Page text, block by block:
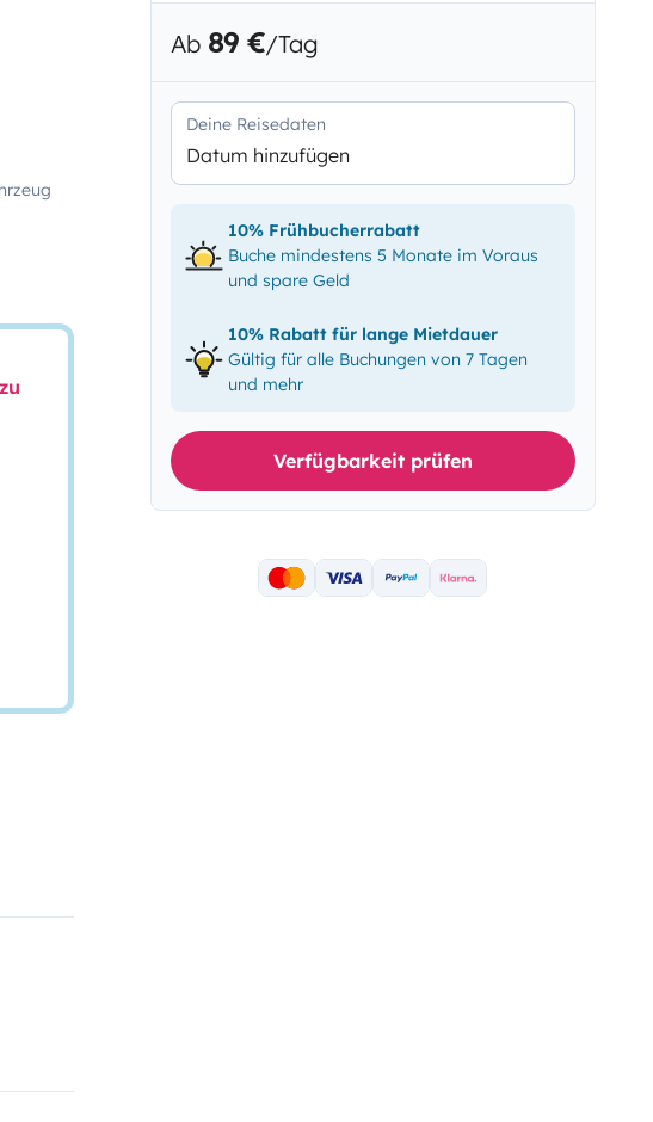
Ab 89 €/Tag
Deine Reisedaten
Datum hinzufügen
10% Frühbucherrabatt
Buche mindestens 5 Monate im Voraus
und spare Geld
10% Rabatt für lange Mietdauer
Gültig für alle Buchungen von 7 Tagen
und mehr
Verfügbarkeit prüfen